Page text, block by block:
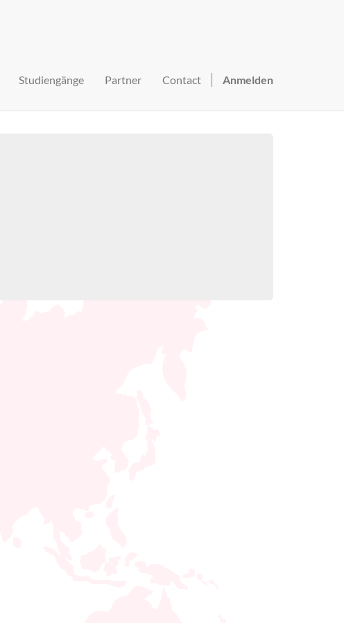
Studiengänge Partner Contact Anmelden